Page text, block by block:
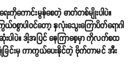
ကိုကောင်းမွန်စေတဲ့ ဓာတ်တစ်မျိုးပါပဲ။
ဝစွာပါဝင်တော့ နှလုံးသွေးကြောပိတ်ရောဂါ
ပဲ။ ဒါ့အပြင် နေကြာစေ့မှာ ကိုလက်စထ
ြင်းမှ ကာကွယ်ပေးနိုင်တဲ့ ဗိုက်တာမင် အီး